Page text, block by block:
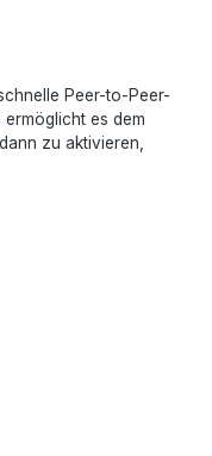
Peer-to-Peer-
es dem
zu aktivieren,